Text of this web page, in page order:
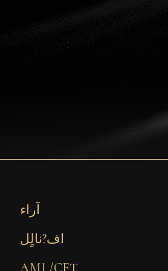
آراء
اف?نالٍل